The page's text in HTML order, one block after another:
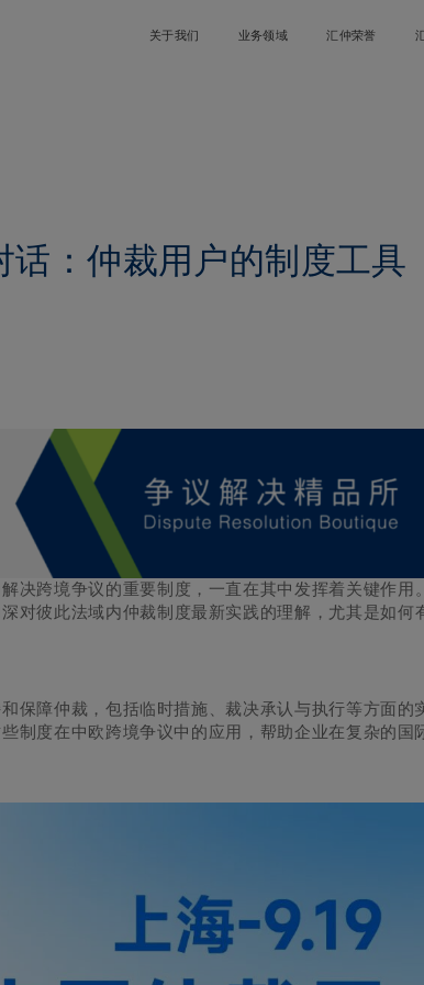
关于我们 业务领域 汇仲荣誉
：仲裁用户的制度工具
决跨境争议的重要制度，一直在其中发挥着关键作用。
对彼此法域内仲裁制度最新实践的理解，尤其是如何
保障仲裁，包括临时措施、裁决承认与执行等方面的
制度在中欧跨境争议中的应用，帮助企业在复杂的国